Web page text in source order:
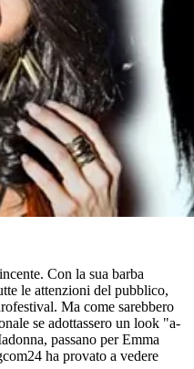
Con la sua barba
le attenzioni del pubblico,
Ma come sarebbero
se adottassero un look "a-
passano per Emma
ha provato a vedere